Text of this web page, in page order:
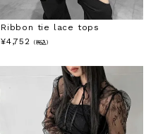
Ribbon tie lace tops
¥4,752 （税込）